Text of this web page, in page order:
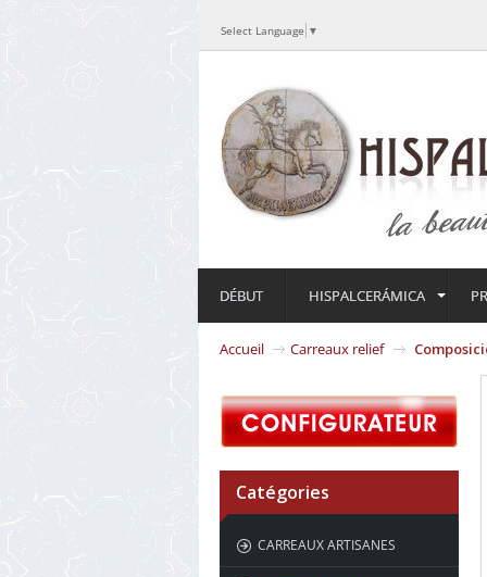
Select Language ▼
DÉBUT HISPALCERÁMICA
Accueil Carreaux relief
Catégories
CARREAUX ARTISANES